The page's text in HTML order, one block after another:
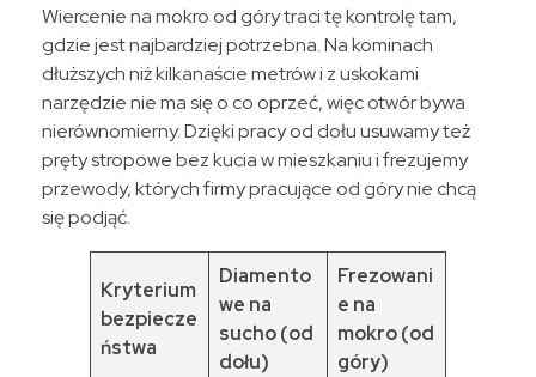
Wiercenie na mokro od góry traci tę kontrolę tam,
gdzie jest najbardziej potrzebna. Na kominach
dłuższych niż kilkanaście metrów i z uskokami
narzędzie nie ma się o co oprzeć, więc otwór bywa
nierównomierny. Dzięki pracy od dołu usuwamy też
pręty stropowe bez kucia w mieszkaniu i frezujemy
przewody, których firmy pracujące od góry nie chcą
się podjąć.
Kryterium
bezpiecze
ństwa
Diamento
we na
sucho (od
dołu)
Frezowani
e na
mokro (od
góry)